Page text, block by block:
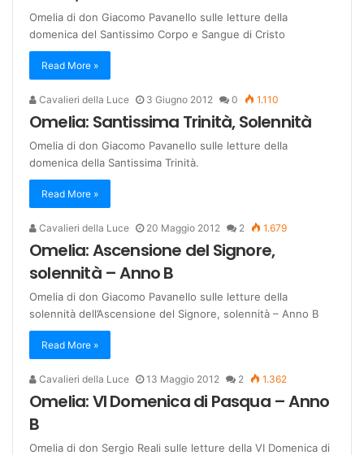
Omelia di don Giacomo Pavanello sulle letture della
domenica del Santissimo Corpo e Sangue di Cristo
Read More »
Cavalieri della Luce 3 Giugno 2012 0 1.110
Omelia: Santissima Trinità, Solennità
Omelia di don Giacomo Pavanello sulle letture della
domenica della Santissima Trinità.
Read More »
Cavalieri della Luce 20 Maggio 2012 2 1.679
Omelia: Ascensione del Signore,
solennità – Anno B
Omelia di don Giacomo Pavanello sulle letture della
solennità dell’Ascensione del Signore, solennità – Anno B
Read More »
Cavalieri della Luce 13 Maggio 2012 2 1.362
Omelia: VI Domenica di Pasqua – Anno
B
Omelia di don Sergio Reali sulle letture della VI Domenica di